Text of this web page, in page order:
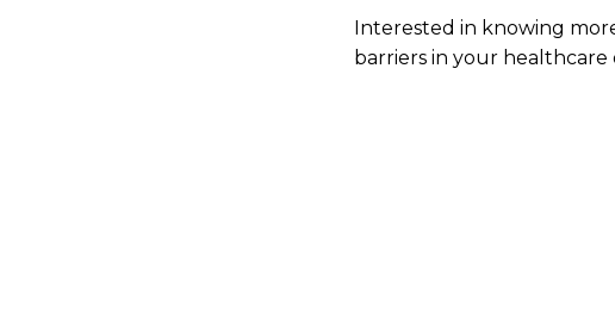
Interested in knowing
barriers in your